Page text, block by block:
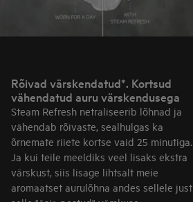
Rõivad värskendatud*. Kortsud
vähendatud auru värskendusega
Steam Refresh netraliseerib lõhnad ja
vähendab rõivaste, sealhulgas ka
õrnemate riiete kortse vaid 25 minutiga.
Ja kui teile meeldiks veel lisaks ekstra
värskust, siis lisage lihtsalt meie
aromaatset aurulõhna andes sellele just